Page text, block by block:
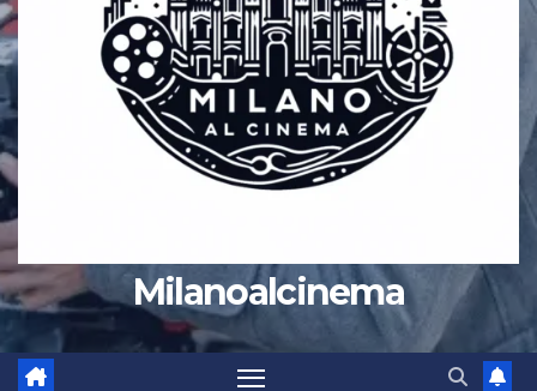
Milanoalcinema